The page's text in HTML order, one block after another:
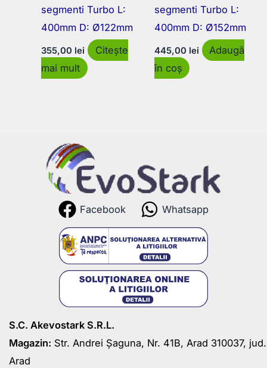
segmenti Turbo L:
400mm D: Ø122mm
355,00 lei
Citește
mai mult
segmenti Turbo L:
400mm D: Ø152mm
445,00 lei
Adaugă
în coș
Facebook Whatsapp
S.C. Akevostark S.R.L.
Magazin: Str. Andrei Șaguna, Nr. 41B, Arad 310037, jud.
Arad